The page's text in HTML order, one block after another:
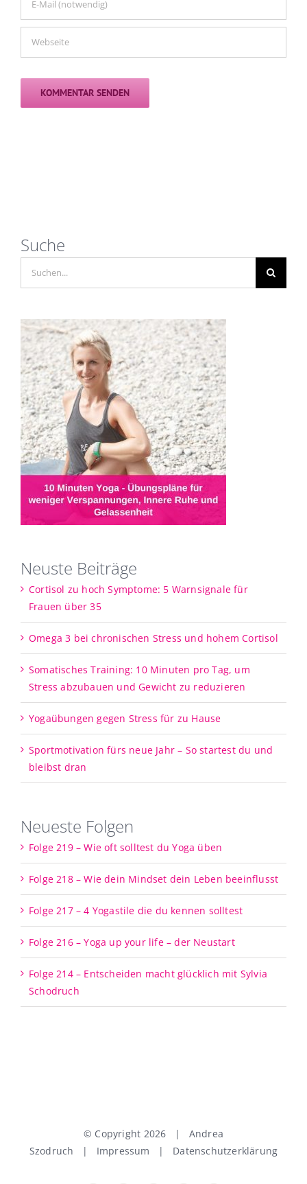
Suche
Neuste Beiträge
Cortisol zu hoch Symptome: 5 Warnsignale für
Frauen über 35
Omega 3 bei chronischen Stress und hohem Cortisol
Somatisches Training: 10 Minuten pro Tag, um
Stress abzubauen und Gewicht zu reduzieren
Yogaübungen gegen Stress für zu Hause
Sportmotivation fürs neue Jahr – So startest du und
bleibst dran
Neueste Folgen
Folge 219 – Wie oft solltest du Yoga üben
Folge 218 – Wie dein Mindset dein Leben beeinflusst
Folge 217 – 4 Yogastile die du kennen solltest
Folge 216 – Yoga up your life – der Neustart
Folge 214 – Entscheiden macht glücklich mit Sylvia
Schodruch
© Copyright 2026 | Andrea
Szodruch | Impressum | Datenschutzerklärung